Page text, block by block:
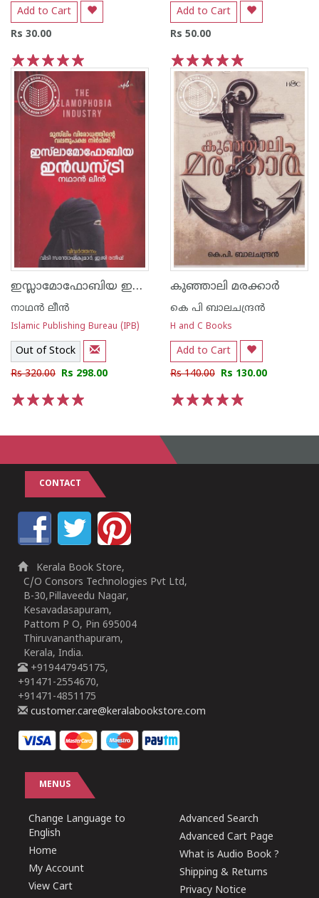
Add to Cart
Rs 30.00
5
4
3
2
1
Add to Cart
Rs 50.00
5
4
3
2
1
ഇസ്ലാമോഫോബിയ ഇന്‍ഡസ്ട്രി
നാഥന്‍ ലീന്‍
Islamic Publishing Bureau (IPB)
Out of Stock
Rs 320.00 Rs 298.00
കുഞ്ഞാലി മരക്കാര്‍
കെ പി ബാലചന്ദ്രന്‍
H and C Books
Add to Cart
Rs 140.00 Rs 130.00
CONTACT
Kerala Book Store,
C/O Consors Technologies Pvt Ltd,
B-30,Pillaveedu Nagar,
Kesavadasapuram,
Pattom P O, Pin 695004
Thiruvananthapuram,
Kerala, India.
+919447945175,
+91471-2554670,
+91471-4851175
customer.care@keralabookstore.com
MENUS
Change Language to
English
Home
My Account
View Cart
Advanced Search
Advanced Cart Page
What is Audio Book ?
Shipping & Returns
Privacy Notice